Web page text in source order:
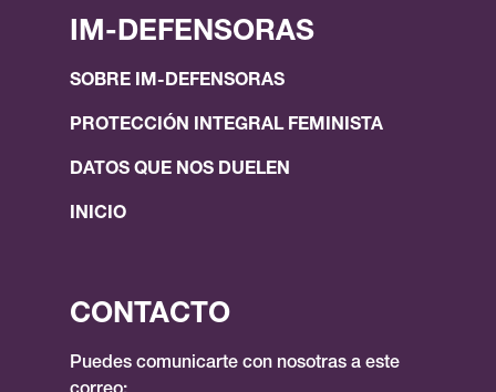
IM-DEFENSORAS
SOBRE IM-DEFENSORAS
PROTECCIÓN INTEGRAL FEMINISTA
DATOS QUE NOS DUELEN
INICIO
CONTACTO
Puedes comunicarte con nosotras a este